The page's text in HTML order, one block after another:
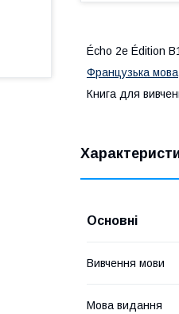
Écho 2e Édition
Французька мова
Книга для
Основні
Вивчення мови
Мова видання